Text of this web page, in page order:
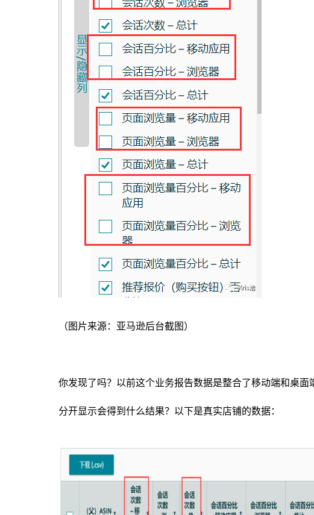
（图片来源：亚马逊后台截图）
你发现了吗？以前这个业务报告数据是整合了移动端和桌面
分开显示会得到什么结果？以下是真实店铺的数据：